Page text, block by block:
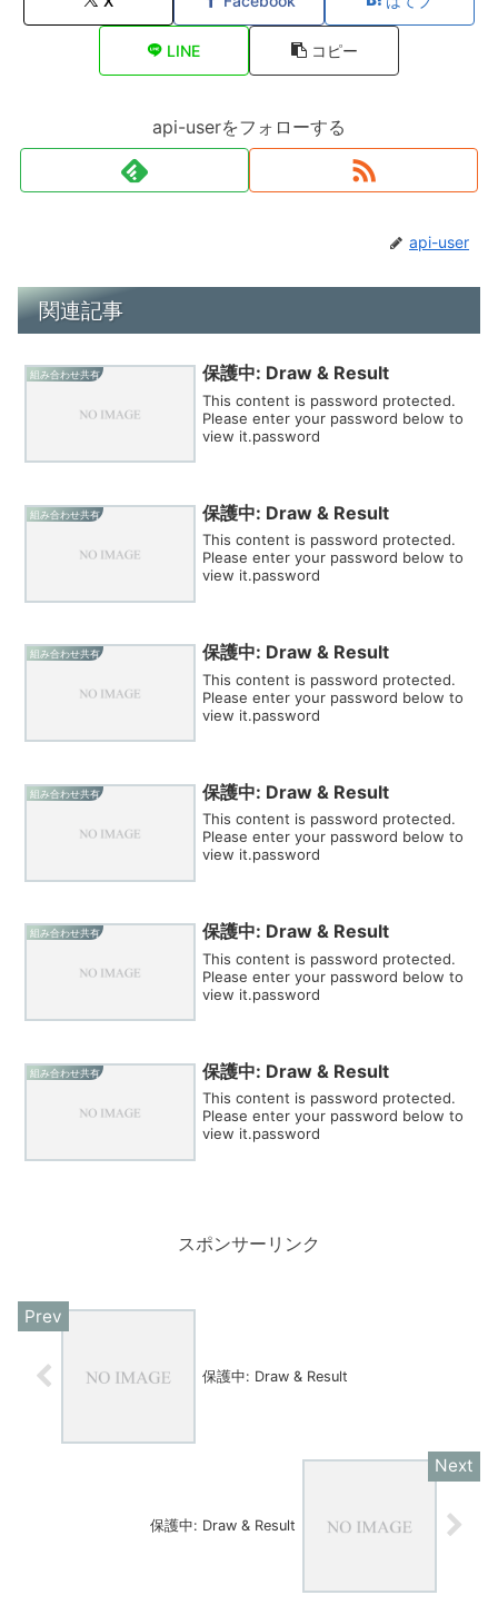
LINE コピー
api-userをフォローする
api-user
関連記事
組み合わせ共有 保護中: Draw & Result
This content is password protected.
Please enter your password below to
view it.password
組み合わせ共有 保護中: Draw & Result
This content is password protected.
Please enter your password below to
view it.password
組み合わせ共有 保護中: Draw & Result
This content is password protected.
Please enter your password below to
view it.password
組み合わせ共有 保護中: Draw & Result
This content is password protected.
Please enter your password below to
view it.password
組み合わせ共有 保護中: Draw & Result
This content is password protected.
Please enter your password below to
view it.password
組み合わせ共有 保護中: Draw & Result
This content is password protected.
Please enter your password below to
view it.password
スポンサーリンク
保護中: Draw & Result
保護中: Draw & Result